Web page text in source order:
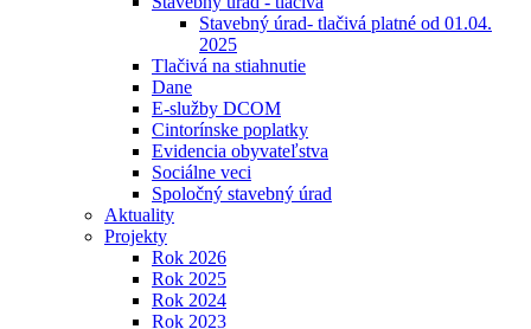
Stavebný úrad- tlačivá platné od 01.04.
2025
Tlačivá na stiahnutie
Dane
E-služby DCOM
Cintorínske poplatky
Evidencia obyvateľstva
Sociálne veci
Spoločný stavebný úrad
Aktuality
Projekty
Rok 2026
Rok 2025
Rok 2024
Rok 2023